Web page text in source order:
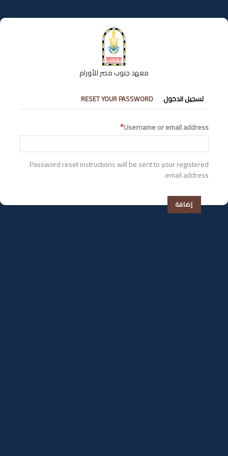
إلى
المحتوى
معهد جنوب مصر للأورام
التبويبات
الأساسية
تسجيل الدخول RESET YOUR PASSWORD
Username or email address
Password reset instructions will be sent to your registered
email address.